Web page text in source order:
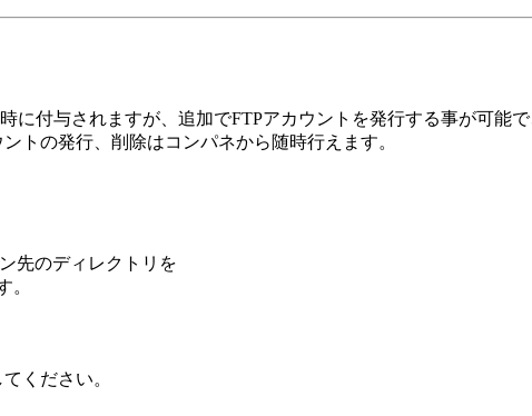
に付与されますが、追加でFTPアカウントを発行する事が可能
トの発行、削除はコンパネから随時行えます。
先のディレクトリを
。
ください。